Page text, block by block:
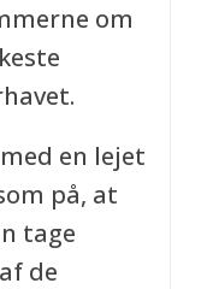
om
en lejet
på, at
tage
de